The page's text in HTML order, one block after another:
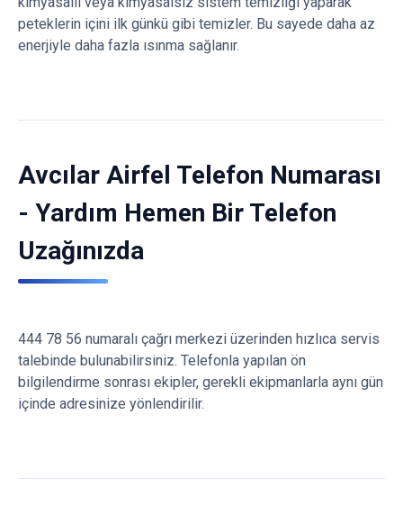
peteklerin içini ilk günkü gibi temizler. Bu sayede daha az
enerjiyle daha fazla ısınma sağlanır.
Avcılar Airfel Telefon Numarası
- Yardım Hemen Bir Telefon
Uzağınızda
444 78 56 numaralı çağrı merkezi üzerinden hızlıca servis
talebinde bulunabilirsiniz. Telefonla yapılan ön
bilgilendirme sonrası ekipler, gerekli ekipmanlarla aynı gün
içinde adresinize yönlendirilir.